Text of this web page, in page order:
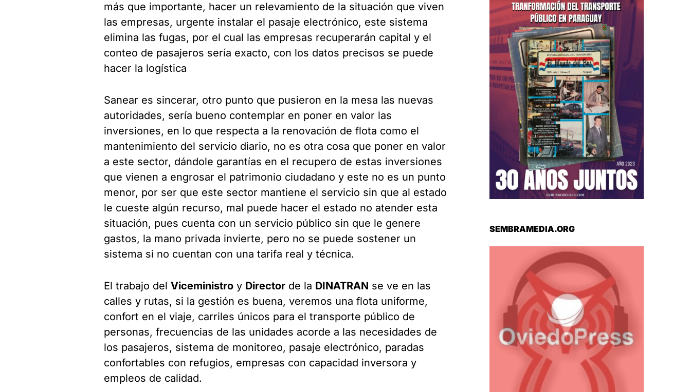
más que importante, hacer un relevamiento de la situación que viven
las empresas, urgente instalar el pasaje electrónico, este sistema
elimina las fugas, por el cual las empresas recuperarán capital y el
conteo de pasajeros sería exacto, con los datos precisos se puede
hacer la logística
Sanear es sincerar, otro punto que pusieron en la mesa las nuevas
autoridades, sería bueno contemplar en poner en valor las
inversiones, en lo que respecta a la renovación de flota como el
mantenimiento del servicio diario, no es otra cosa que poner en valor
a este sector, dándole garantías en el recupero de estas inversiones
que vienen a engrosar el patrimonio ciudadano y este no es un punto
menor, por ser que este sector mantiene el servicio sin que al estado
le cueste algún recurso, mal puede hacer el estado no atender esta
situación, pues cuenta con un servicio público sin que le genere
gastos, la mano privada invierte, pero no se puede sostener un
sistema si no cuentan con una tarifa real y técnica.
El trabajo del Viceministro y Director de la DINATRAN se ve en las
calles y rutas, si la gestión es buena, veremos una flota uniforme,
confort en el viaje, carriles únicos para el transporte público de
personas, frecuencias de las unidades acorde a las necesidades de
los pasajeros, sistema de monitoreo, pasaje electrónico, paradas
confortables con refugios, empresas con capacidad inversora y
empleos de calidad.
SEMBRAMEDIA.ORG